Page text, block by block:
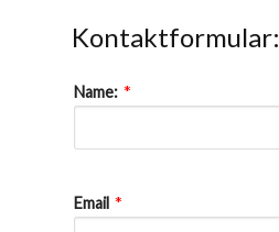
Kontaktformular:
Name: *
Email *